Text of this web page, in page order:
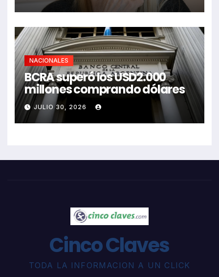
NACIONALES
BCRA superó los USD2.000
millones comprando dólares
JULIO 30, 2026
Cinco Claves
TODA LA INFORMACION A UN CLICK